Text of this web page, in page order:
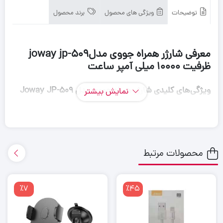
توضیحات ویژگی های محصول برند محصول
معرفی شارژر همراه جووی مدلjoway jp-509
ظرفیت 10000 میلی آمپر ساعت
ویژگی‌های کلیدی شارژر همراه جووی مدل
نوع باتری:لیتیوم پلیمری
تعداد درگاه خروجی:2 عدد (USB-A و USB-C)
مشخصات فنی
نمایش بیشتر
محصولات مرتبط
٪45 ٪7